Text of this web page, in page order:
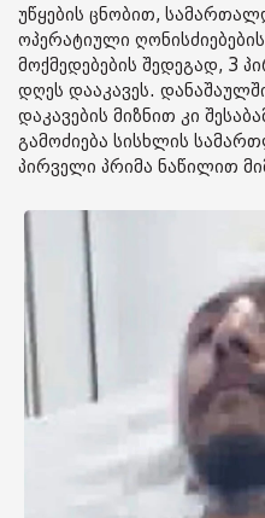
უწყების ცნობით,
ოპერატიული
მოქმედებების შედეგად, 3
დღეს დააკავეს.
დაკავების მიზნით კი
გამოძიება სისხლის
პირველი პრიმა ნაწილით